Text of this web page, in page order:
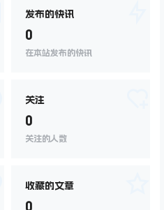
发布的快讯
0
在本站发布的快讯
关注
0
关注的人数
收藏的文章
0